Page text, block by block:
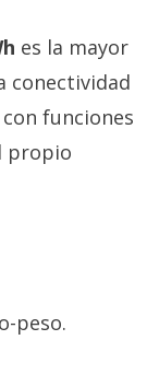
es la mayor
conectividad
funciones
propio
peso.